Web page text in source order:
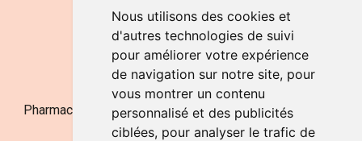
Nous utilisons des cookies et
d'autres technologies de suivi
pour améliorer votre expérience
de navigation sur notre site, pour
vous montrer un contenu
personnalisé et des publicités
ciblées, pour analyser le trafic de
de 9h à 12h30
NOUS CONTACTER
Pharmacie Jufarma - Fatima Abachra - APB 521704 - N°
Entreprise BE0882-700-592